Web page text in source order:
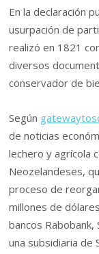
En la declaración
usurpación de
realizó en 1821
diversos
conservador de
Según
de noticias
lechero y agrícola
Neozelandeses,
proceso de
millones de
bancos
una subsidiaria de